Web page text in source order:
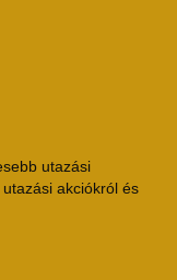
utazási
akciókról és